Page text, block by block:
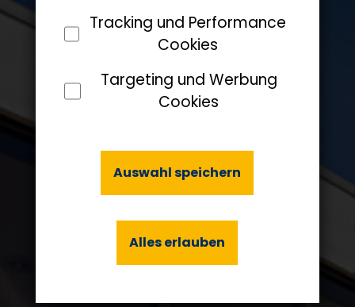
Tracking und Performance
Cookies
Targeting und Werbung
Cookies
Auswahl speichern
Alles erlauben